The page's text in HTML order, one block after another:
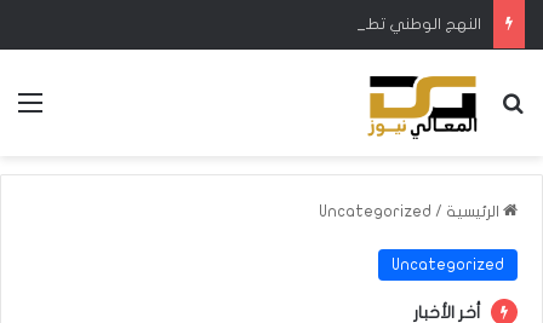
بحث عن
الرئيسية /
Uncategorized
Uncategorized
أخر الأخبار